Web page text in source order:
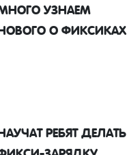
УЗНАЕМ
О ФИКСИКАХ
РЕБЯТ ДЕЛАТЬ